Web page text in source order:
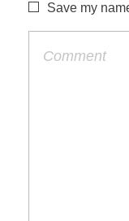
Save my